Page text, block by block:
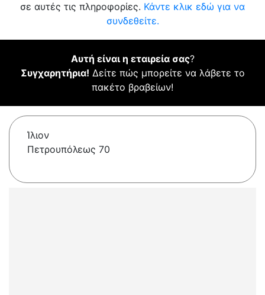
σε αυτές τις πληροφορίες. Κάντε κλικ εδώ για να
συνδεθείτε.
Αυτή είναι η εταιρεία σας?
Συγχαρητήρια! Δείτε πώς μπορείτε να λάβετε το
πακέτο βραβείων!
Ίλιον
Πετρουπόλεως 70